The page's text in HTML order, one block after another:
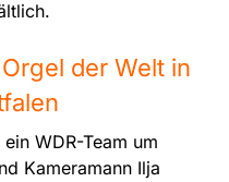
der Welt in
WDR-Team um
Kameramann Ilja